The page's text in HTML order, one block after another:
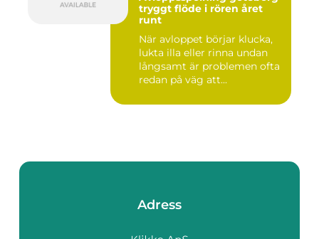
tryggt flöde i rören året
runt
När avloppet börjar klucka,
lukta illa eller rinna undan
långsamt är problemen ofta
redan på väg att...
Adress